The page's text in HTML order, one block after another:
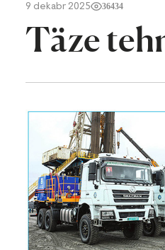
9 dekabr 2025 36434
Täze